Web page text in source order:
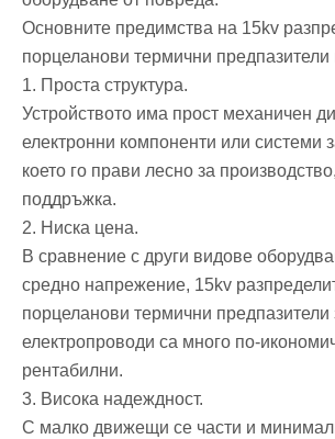
Основните предимства на 15kv
порцеланови термични предпазители
1. Проста структура.
Устройството има прост механичен
електронни компоненти или системи
което го прави лесно за
поддръжка.
2. Ниска цена.
В сравнение с други видове
средно напрежение, 15kv
порцеланови термични предпазители
електропроводи са много по-
рентабилни.
3. Висока надеждност.
С малко движещи се части и